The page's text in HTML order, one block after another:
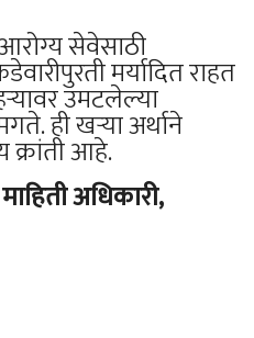
सेवेसाठी
मर्यादित राहत
उमटलेल्या
ही खऱ्या अर्थाने
आहे.
अधिकारी,